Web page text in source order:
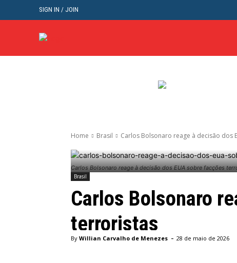
SIGN IN / JOIN
Home Brasil Carlos Bolsonaro reage à decisão dos
Carlos Bolsonaro reage à decisão dos EUA sobre facções
Brasil
Carlos Bolsonaro
terroristas
By Willian Carvalho de Menezes - 28 de maio de 2026